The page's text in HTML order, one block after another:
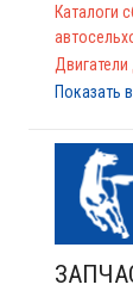
Каталоги
Показать